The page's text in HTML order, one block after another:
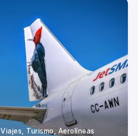
Viajes, Turismo, Aerolíneas